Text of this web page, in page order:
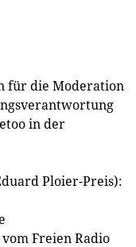
für die Moderation
in der
Ploier-Preis):
Freien Radio